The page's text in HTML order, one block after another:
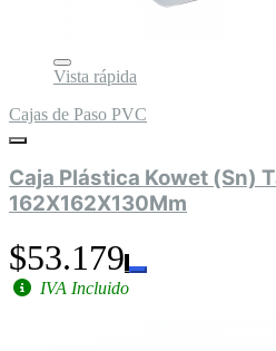
Vista rápida
Cajas de Paso PVC
Caja Plástica Kowet (Sn)
162X162X130Mm
$53.179
IVA Incluido